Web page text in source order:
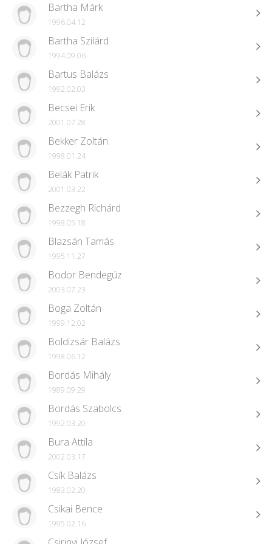
Bartha Márk
1996.04.12
Bartha Szilárd
1994.09.06
Bartus Balázs
1992.02.03
Becsei Erik
2001.07.28
Bekker Zoltán
1998.01.24
Belák Patrik
2001.03.22
Bezzegh Richárd
1998.05.18
Blazsán Tamás
1995.11.27
Bodor Bendegúz
2003.07.23
Boga Zoltán
1999.12.02
Boldizsár Balázs
1998.06.12
Bordás Mihály
1989.09.29
Bordás Szabolcs
1992.03.20
Bura Attila
2002.03.17
Csík Balázs
1983.02.20
Csikai Bence
1995.02.16